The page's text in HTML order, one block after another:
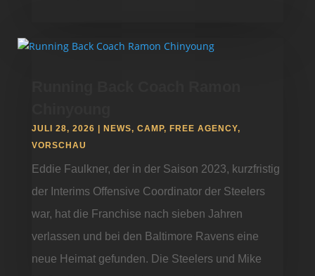
JULI 28, 2026 NEWS, CAMP, FREE AGENCY,
VORSCHAU
Eddie Faulkner, der in der Saison 2023, kurzfristig
der Interims Offensive Coordinator der Steelers
war, hat die Franchise nach sieben Jahren
verlassen und bei den Baltimore Ravens eine
neue Heimat gefunden. Die Steelers und Mike